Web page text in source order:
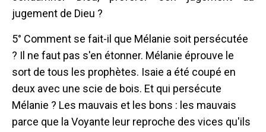
jugement de Dieu ?
5° Comment se fait-il que Mélanie soit persécutée
? Il ne faut pas s'en étonner. Mélanie éprouve le
sort de tous les prophètes. Isaie a été coupé en
deux avec une scie de bois. Et qui persécute
Mélanie ? Les mauvais et les bons : les mauvais
parce que la Voyante leur reproche des vices qu'ils